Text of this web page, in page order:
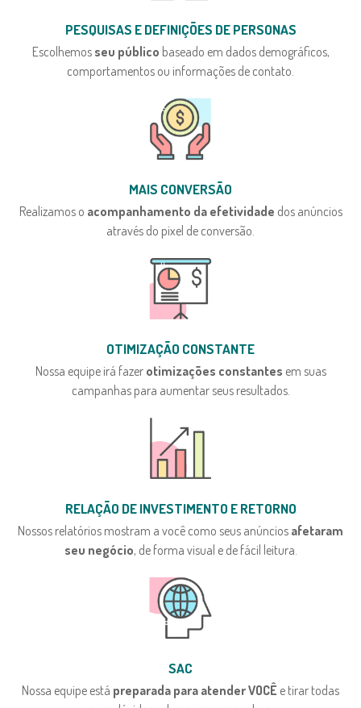
PESQUISAS E DEFINIÇÕES DE PERSONAS
Escolhemos seu público baseado em dados demográficos,
comportamentos ou informações de contato.
MAIS CONVERSÃO
Realizamos o acompanhamento da efetividade dos anúncios
através do pixel de conversão.
OTIMIZAÇÃO CONSTANTE
Nossa equipe irá fazer otimizações constantes em suas
campanhas para aumentar seus resultados.
RELAÇÃO DE INVESTIMENTO E RETORNO
Nossos relatórios mostram a você como seus anúncios afetaram
seu negócio, de forma visual e de fácil leitura.
SAC
Nossa equipe está preparada para atender VOCÊ e tirar todas